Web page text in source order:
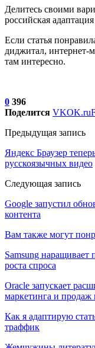
Делитесь своими
российская
Если статья
диджитал, интернет-
там интересно.
0 396
Поделится VKOK.ru
Предыдущая запись
Яндекс Браузер
русскоязычных видео
Следующая запись
Google запустил
контента
Вам также могут
Samsung наращивает
роста спроса
Oracle запускает
маркетинга и продаж
Как я адаптирую
траффик